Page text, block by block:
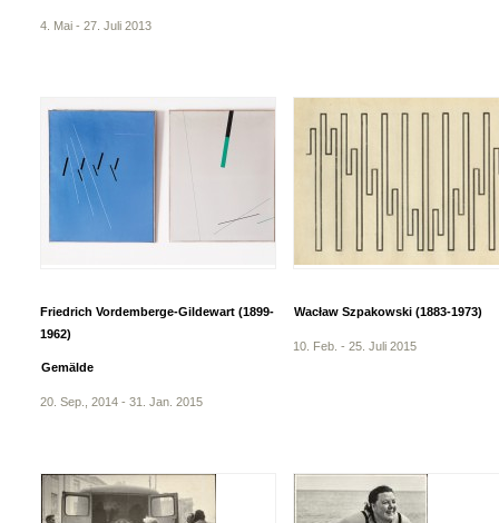
4. Mai - 27. Juli 2013
Friedrich Vordemberge-Gildewart (1899-
1962)
Gemälde
20. Sep., 2014 - 31. Jan. 2015
Wacław Szpakowski (1883-1973)
10. Feb. - 25. Juli 2015